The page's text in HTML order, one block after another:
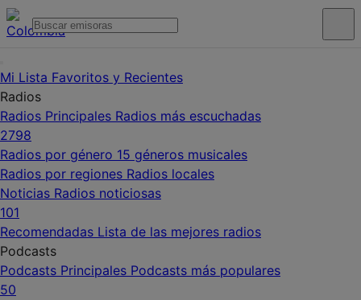
Mi Lista Favoritos y Recientes
Radios
Radios Principales Radios más escuchadas
2798
Radios por género 15 géneros musicales
Radios por regiones Radios locales
Noticias Radios noticiosas
101
Recomendadas Lista de las mejores radios
Podcasts
Podcasts Principales Podcasts más populares
50